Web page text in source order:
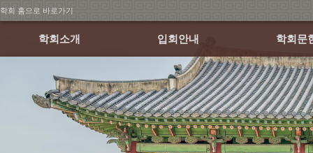
학회 홈으로 바로가기
학회소개
연혁
조직
정관 및 규정
입회안내
회원가입 안내
회비납부 안내
학회문
학술발표
월례학술세
논문집
소식지